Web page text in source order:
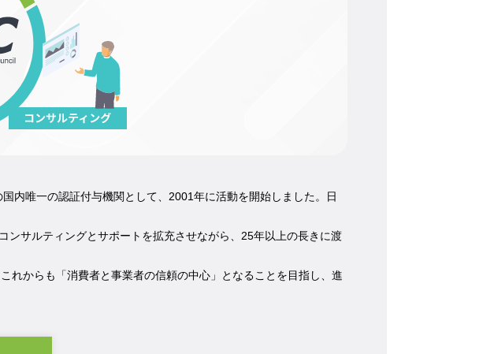
内唯一の認証付与機関として、2001年に活動を開始しました。日
ンサルティングとサポートを拡充させながら、25年以上の長きに渡
れからも「消費者と事業者の信頼の中心」となることを目指し、進